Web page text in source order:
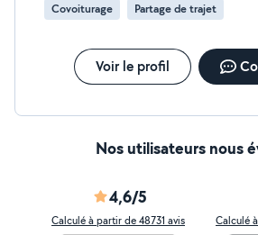
Covoiturage Partage de trajet
Voir le profil
Nos utilisateurs nous
4,6/5
Calculé à partir de 48731 avis Calculé